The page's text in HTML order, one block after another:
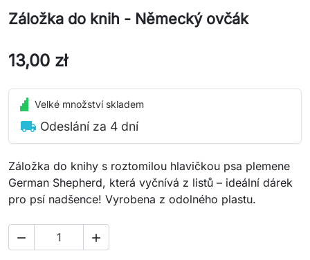
Záložka do knih - Německý ovčák
13,00 zł
Velké množství skladem
local_shipping Odeslání za 4 dní
Záložka do knihy s roztomilou hlavičkou psa plemene
German Shepherd, která vyčnívá z listů – ideální dárek
pro psí nadšence! Vyrobena z odolného plastu.
 